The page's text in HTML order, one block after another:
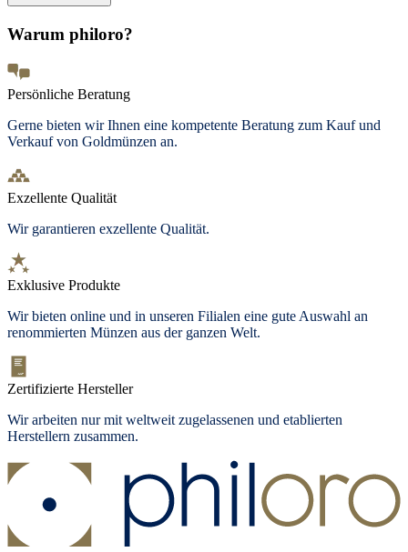
Warum philoro?
Persönliche Beratung
Gerne bieten wir Ihnen eine kompetente Beratung zum Kauf und
Verkauf von Goldmünzen an.
Exzellente Qualität
Wir garantieren exzellente Qualität.
Exklusive Produkte
Wir bieten online und in unseren Filialen eine gute Auswahl an
renommierten Münzen aus der ganzen Welt.
Zertifizierte Hersteller
Wir arbeiten nur mit weltweit zugelassenen und etablierten
Herstellern zusammen.